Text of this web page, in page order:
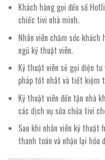
Khách hàng gọi đến số
chiếc tivi nhà mình.
Nhân viên chăm sóc khách
ngũ kỹ thuật viên.
Kỹ thuật viên sẽ gọi điện
pháp tốt nhât và tiết kiệm
Kỹ thuật viên đến tận nhà
các dịch vụ sửa chữa tivi
Sau khi nhân viên kỹ thuật
thanh toán và nhận lại hóa